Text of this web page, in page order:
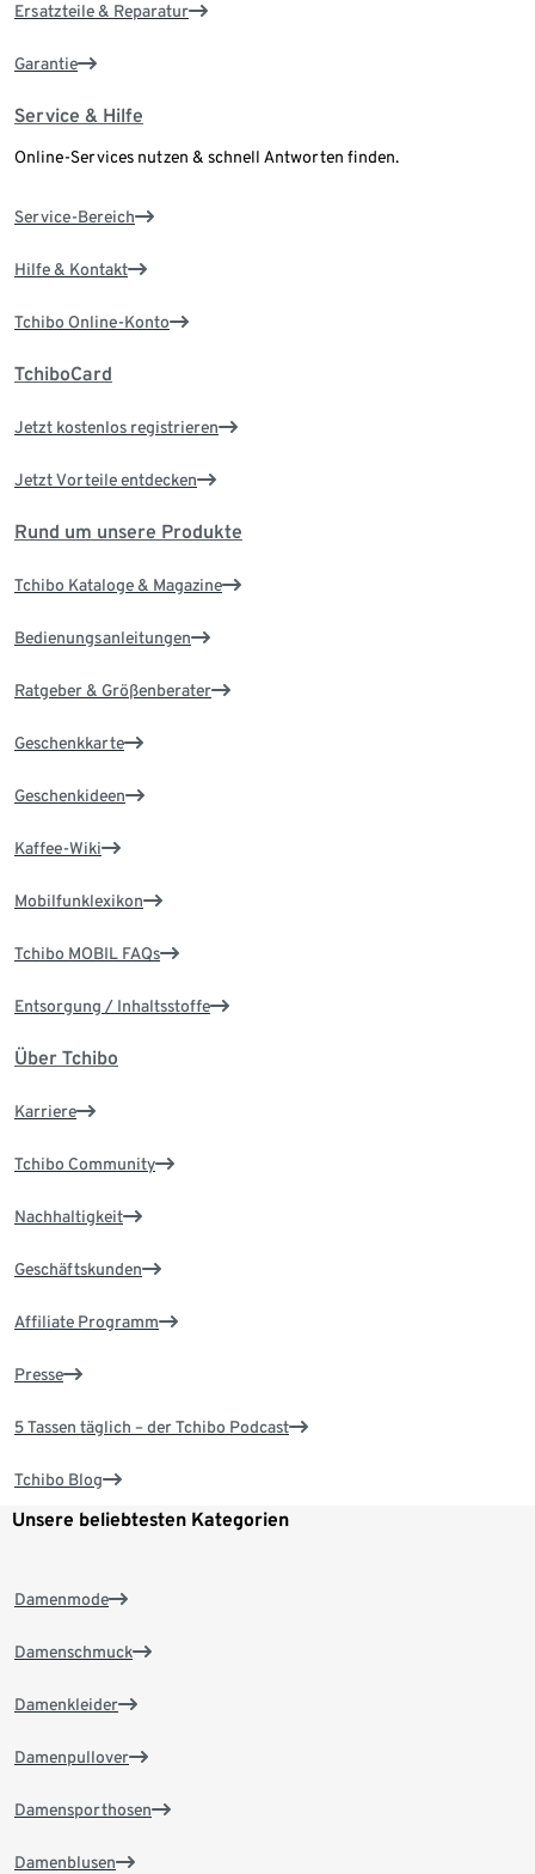
Ersatzteile & Reparatur
Garantie
Service & Hilfe
Online-Services nutzen & schnell Antworten finden.
Service-Bereich
Hilfe & Kontakt
Tchibo Online-Konto
TchiboCard
Jetzt kostenlos registrieren
Jetzt Vorteile entdecken
Rund um unsere Produkte
Tchibo Kataloge & Magazine
Bedienungsanleitungen
Ratgeber & Größenberater
Geschenkkarte
Geschenkideen
Kaffee-Wiki
Mobilfunklexikon
Tchibo MOBIL FAQs
Entsorgung / Inhaltsstoffe
Über Tchibo
Karriere
Tchibo Community
Nachhaltigkeit
Geschäftskunden
Affiliate Programm
Presse
5 Tassen täglich – der Tchibo Podcast
Tchibo Blog
Unsere beliebtesten Kategorien
Damenmode
Damenschmuck
Damenkleider
Damenpullover
Damensporthosen
Damenblusen